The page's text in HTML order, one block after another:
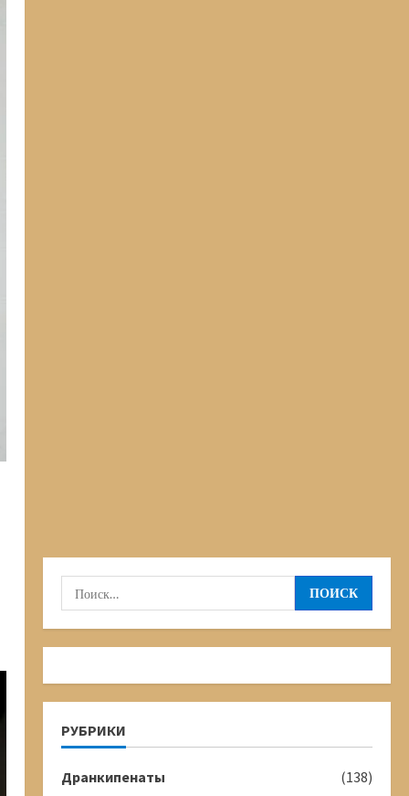
Найти:
РУБРИКИ
Дранкипенаты
(138)